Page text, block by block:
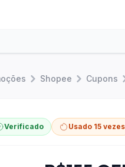
Shopee Cupons
Verificado Usado 15 vezes